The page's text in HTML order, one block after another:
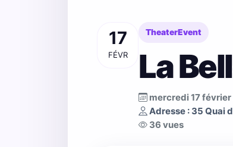
17
FÉVR
TheaterEvent
La
mercredi 17 février
Adresse : 35 Quai
36 vues